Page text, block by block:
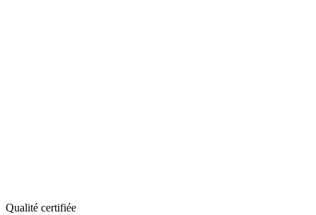
Qualité certifiée